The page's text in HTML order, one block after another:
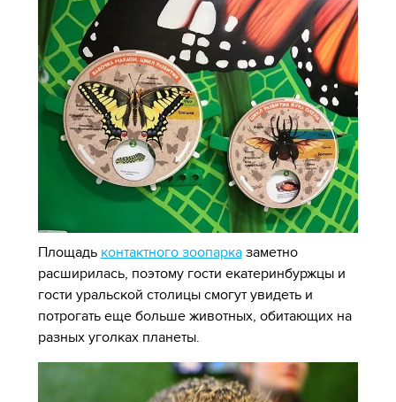
Площадь контактного зоопарка заметно
расширилась, поэтому гости екатеринбуржцы и
гости уральской столицы смогут увидеть и
потрогать еще больше животных, обитающих на
разных уголках планеты.